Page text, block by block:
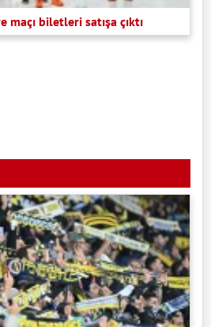
maçı biletleri satışa çıktı